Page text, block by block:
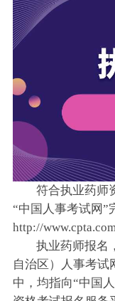
符合执业药师
“中国人事考试网”
http://
执业药师报名
自治区）人事考试
中，均指向“中国